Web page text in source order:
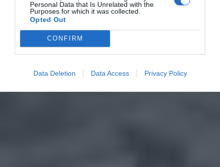
Personal Data that Is Unrelated with the
Purposes for which it was collected.
Opted Out
CONFIRM
Data Deletion Data Access Privacy Policy